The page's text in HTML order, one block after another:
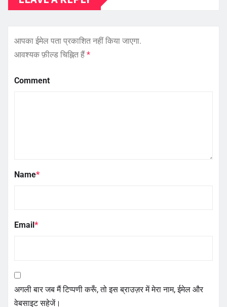
आपका ईमेल पता प्रकाशित नहीं किया जाएगा.
आवश्यक फ़ील्ड चिह्नित हैं*
Comment
Name*
Email*
अगली बार जब मैं टिप्पणी करूँ, तो इस ब्राउज़र में मेरा नाम, ईमेल और
वेबसाइट सहेजें।